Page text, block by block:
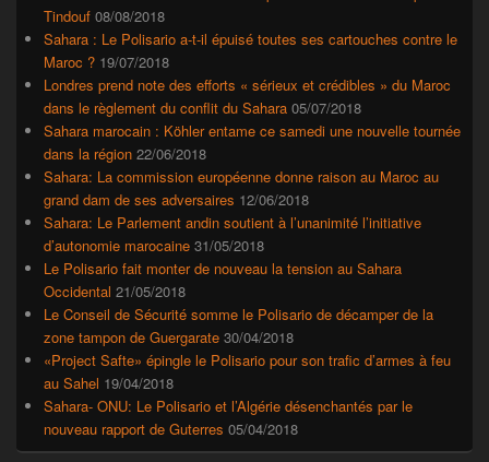
Tindouf 08/08/2018
Sahara : Le Polisario a-t-il épuisé toutes ses cartouches contre le
Maroc ? 19/07/2018
Londres prend note des efforts « sérieux et crédibles » du Maroc
dans le règlement du conflit du Sahara 05/07/2018
Sahara marocain : Köhler entame ce samedi une nouvelle tournée
dans la région 22/06/2018
Sahara: La commission européenne donne raison au Maroc au
grand dam de ses adversaires 12/06/2018
Sahara: Le Parlement andin soutient à l’unanimité l’initiative
d’autonomie marocaine 31/05/2018
Le Polisario fait monter de nouveau la tension au Sahara
Occidental 21/05/2018
Le Conseil de Sécurité somme le Polisario de décamper de la
zone tampon de Guergarate 30/04/2018
«Project Safte» épingle le Polisario pour son trafic d’armes à feu
au Sahel 19/04/2018
Sahara- ONU: Le Polisario et l’Algérie désenchantés par le
nouveau rapport de Guterres 05/04/2018